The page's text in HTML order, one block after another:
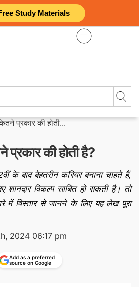
Study Materials
प्रकार की होती...
प्रकार की होती है?
के बाद बेहतरीन करियर बनाना चाहते हैं,
शानदार विकल्प साबित हो सकती है। तो
में विस्तार से जानने के लिए यह लेख पूरा
2024 06:17 pm
Add as a preferred
source on Google